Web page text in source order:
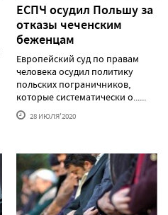
ЕСПЧ осудил Польшу за
отказы чеченским
беженцам
Европейский суд по правам
человека осудил политику
польских пограничников,
которые систематически о......
28 ИЮЛЯ'2020